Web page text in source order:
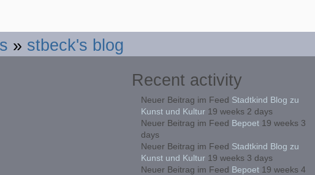
» stbeck's blog
Recent activity
Neuer Beitrag im Feed Stadtkind Blog zu
Kunst und Kultur19 weeks 2 days
Neuer Beitrag im Feed Bepoet19 weeks 3
days
Neuer Beitrag im Feed Stadtkind Blog zu
Kunst und Kultur19 weeks 3 days
Neuer Beitrag im Feed Bepoet19 weeks 4